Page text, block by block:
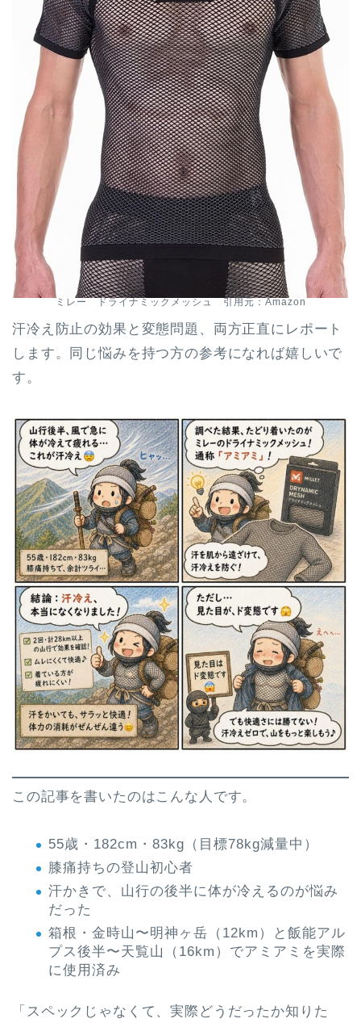
ミレー ドライナミックメッシュ 引用元：Amazon
汗冷え防止の効果と変態問題、両方正直にレポート
します。同じ悩みを持つ方の参考になれば嬉しいで
す。
この記事を書いたのはこんな人です。
55歳・182cm・83kg（目標78kg減量中）
膝痛持ちの登山初心者
汗かきで、山行の後半に体が冷えるのが悩み
だった
箱根・金時山〜明神ヶ岳（12km）と飯能アル
プス後半〜天覧山（16km）でアミアミを実際
に使用済み
「スペックじゃなくて、実際どうだったか知りた